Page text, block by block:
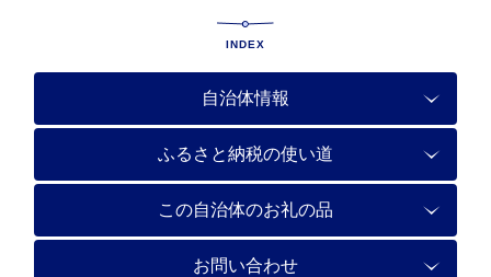
INDEX
自治体情報
ふるさと納税の使い道
この自治体のお礼の品
お問い合わせ